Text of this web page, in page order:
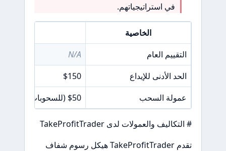
في استراتيجياتهم.
الخاصية
التقييم العام
N/A
الحد الأدنى للإيداع
$150
عمولة السحب
$50 (للسحوبات أقل من $250)
# التكاليف والعمولات لدى TakeProfitTrader
تقدم TakeProfitTrader هيكل رسوم شفاف